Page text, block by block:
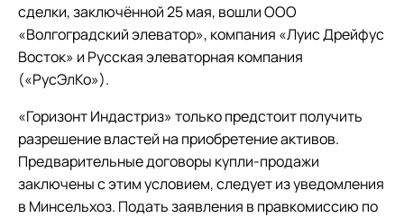
сделки, заключённой 25 мая, вошли ООО
«Волгоградский элеватор», компания «Луис Дрейфус
Восток» и Русская элеваторная компания
(«РусЭлКо»).
«Горизонт Индастриз» только предстоит получить
разрешение властей на приобретение активов.
Предварительные договоры купли-продажи
заключены с этим условием, следует из уведомления
в Минсельхоз. Подать заявления в правкомиссию по